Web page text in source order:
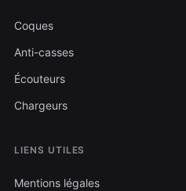
Coques
Anti-casses
Écouteurs
Chargeurs
LIENS UTILES
Mentions légales